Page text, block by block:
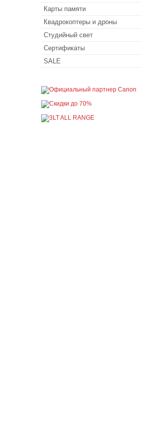
Карты памяти
Квадрокоптеры и дроны
Студийный свет
Сертификаты
SALE